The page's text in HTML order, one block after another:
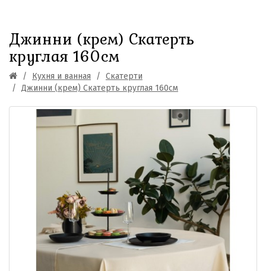
Джинни (крем) Скатерть
круглая 160см
Кухня и ванная
Скатерти
Джинни (крем) Скатерть круглая 160см